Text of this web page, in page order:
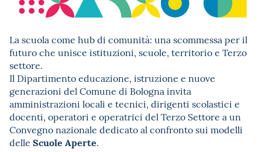
La scuola come hub di comunità: una scommessa per il
futuro che unisce istituzioni, scuole, territorio e Terzo
settore.
Il Dipartimento educazione, istruzione e nuove
generazioni del Comune di Bologna invita
amministrazioni locali e tecnici, dirigenti scolastici e
docenti, operatori e operatrici del Terzo Settore a un
Convegno nazionale dedicato al confronto sui modelli
delle Scuole Aperte.